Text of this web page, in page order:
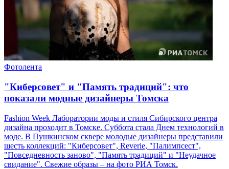
Фотолента
"Киберсовет" и "Память традиций": что
показали модные дизайнеры Томска
Fashion Week Лаборатории моды и стиля Сибирского центра
дизайна проходит в Томске. Суббота стала Днем технологий в
моде. В Пушкинском сквере молодые дизайнеры представили
шесть коллекций: "Киберсовет", Reverie, "Палимпсест",
"Повседневность заново", "Память традиций" и "Неудачное
свидание". Свежие образы – на фото РИА Томск.